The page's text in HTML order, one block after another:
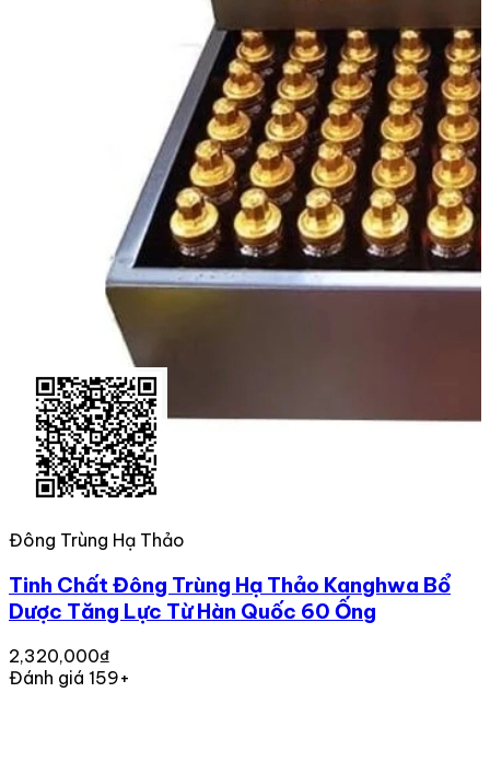
Đông Trùng Hạ Thảo
Tinh Chất Đông Trùng Hạ Thảo Kanghwa Bổ
Dược Tăng Lực Từ Hàn Quốc 60 Ống
2,320,000₫
Đánh giá 159+